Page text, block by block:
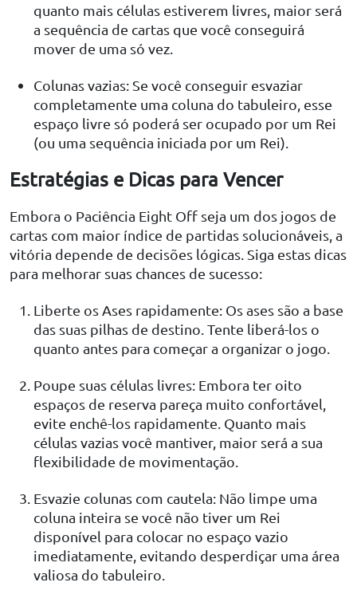
quanto mais células estiverem livres, maior será
a sequência de cartas que você conseguirá
mover de uma só vez.
Colunas vazias: Se você conseguir esvaziar
completamente uma coluna do tabuleiro, esse
espaço livre só poderá ser ocupado por um Rei
(ou uma sequência iniciada por um Rei).
Estratégias e Dicas para Vencer
Embora o Paciência Eight Off seja um dos jogos de
cartas com maior índice de partidas solucionáveis, a
vitória depende de decisões lógicas. Siga estas dicas
para melhorar suas chances de sucesso:
Liberte os Ases rapidamente: Os ases são a base
das suas pilhas de destino. Tente liberá-los o
quanto antes para começar a organizar o jogo.
Poupe suas células livres: Embora ter oito
espaços de reserva pareça muito confortável,
evite enchê-los rapidamente. Quanto mais
células vazias você mantiver, maior será a sua
flexibilidade de movimentação.
Esvazie colunas com cautela: Não limpe uma
coluna inteira se você não tiver um Rei
disponível para colocar no espaço vazio
imediatamente, evitando desperdiçar uma área
valiosa do tabuleiro.